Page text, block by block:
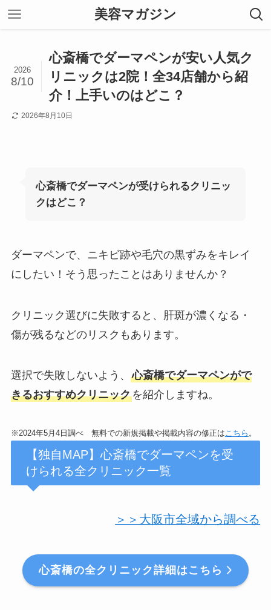
美容マガジン
心斎橋でダーマペンが安い人気ク
リニックは2院！全34店舗から紹
介！上手いのはどこ？
2026
8/10
2026年8月10日
心斎橋でダーマペンが受けられるクリニッ
クはどこ？
ダーマペンで、ニキビ跡や毛穴の黒ずみをキレイ
にしたい！そう思ったことはありませんか？
クリニック選びに失敗すると、肝斑が濃くなる・
傷が残るなどのリスクもあります。
選択で失敗しないよう、 心斎橋でダーマペンがで
きるおすすめクリニックを紹介しますね。
※2024年5月4日調べ 無料での新規掲載や掲載内容の修正はこちら 。
【独自MAP】心斎橋でダーマペンを受
けられる全クリニック一覧
＞＞大阪市全域から調べる
心斎橋の全クリニック詳細はこちら